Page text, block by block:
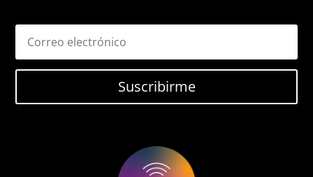
Suscribirme